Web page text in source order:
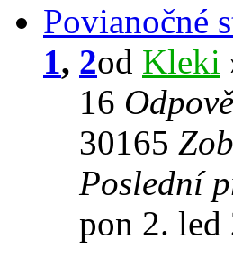
Povianočné
1, 2od Kleki
16
30165
Poslední
pon 2. led